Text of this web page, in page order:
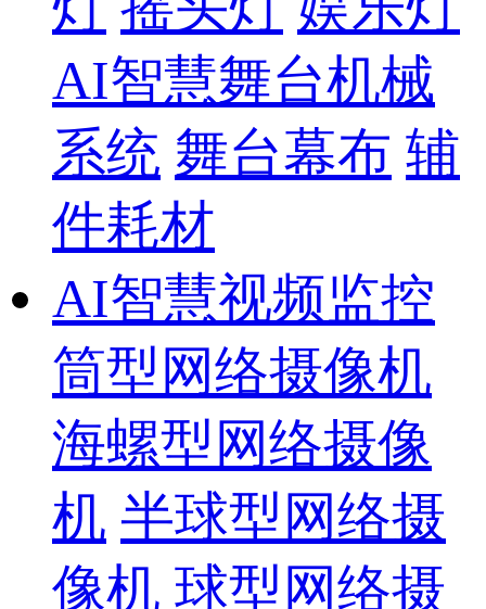
AI智慧舞台机械
系统 舞台幕布 辅
件耗材
AI智慧视频监控
筒型网络摄像机
海螺型网络摄像
机 半球型网络摄
像机 球型网络摄